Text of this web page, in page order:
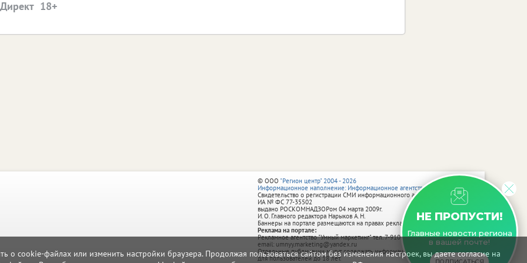
о cookie-файлах или изменить настройки браузера. Продолжая пользоваться сайтом без изменения настроек, вы даете согласие на
НЕ ПРОПУСТИ!
Главные новости региона
в вашей почте!
© ООО "Регион центр" 2004 - 2026
Информационное наполнение: Информационное агентство vRossii.ru
Свидетельство о регистрации СМИ информационного агентства vRossii.ru
ИА № ФС 77‑35502
выдано РОСКОМНАДЗОРом 04 марта 2009г.
И. О. Главного редактора Нарыков А. Н.
Баннеры на портале размещаются на правах рекламы.
Реклама на портале:
Рекламное агентство "Умный маркетинг" тел. 7-910-267-70-40,
email: umnyy.marketing@yandex.ru
Отдельные публикации могут содержать информацию, не предназначенную
для пользователей до 18 лет.